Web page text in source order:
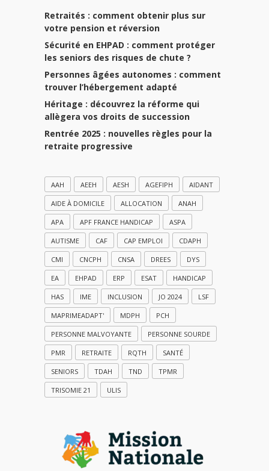
Retraités : comment obtenir plus sur
votre pension et réversion
Sécurité en EHPAD : comment protéger
les seniors des risques de chute ?
Personnes âgées autonomes : comment
trouver l’hébergement adapté
Héritage : découvrez la réforme qui
allègera vos droits de succession
Rentrée 2025 : nouvelles règles pour la
retraite progressive
AAH AEEH AESH AGEFIPH AIDANT
AIDE À DOMICILE ALLOCATION ANAH
APA APF FRANCE HANDICAP ASPA
AUTISME CAF CAP EMPLOI CDAPH
CMI CNCPH CNSA DREES DYS
EA EHPAD ERP ESAT HANDICAP
HAS IME INCLUSION JO 2024 LSF
MAPRIMEADAPT' MDPH PCH
PERSONNE MALVOYANTE PERSONNE SOURDE
PMR RETRAITE RQTH SANTÉ
SENIORS TDAH TND TPMR
TRISOMIE 21 ULIS